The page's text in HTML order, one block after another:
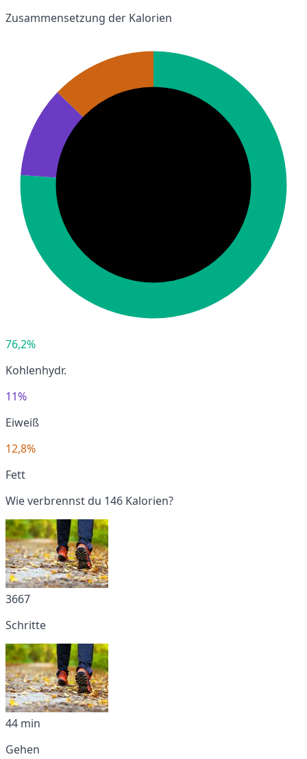
Zusammensetzung der Kalorien
76,2%
Kohlenhydr.
11%
Eiweiß
12,8%
Fett
Wie verbrennst du 146 Kalorien?
3667
Schritte
44 min
Gehen